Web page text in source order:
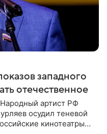
западного
отечественное
артист РФ
осудил теневой
кинотеатры